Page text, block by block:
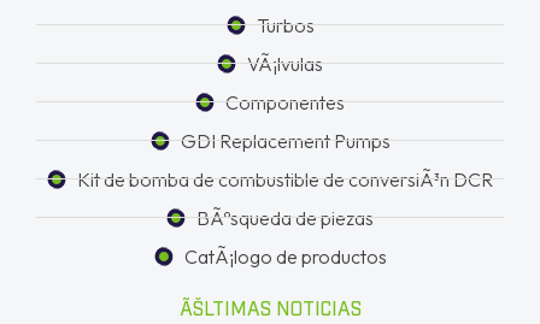
Turbos
VÃ¡lvulas
Componentes
GDI Replacement Pumps
Kit de bomba de combustible de conversiÃ³n DCR
BÃºsqueda de piezas
CatÃ¡logo de productos
ÃŠLTIMAS NOTICIAS